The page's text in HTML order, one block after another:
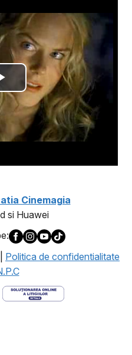
Cinemagia
si Huawei
Politica de confidentialitate